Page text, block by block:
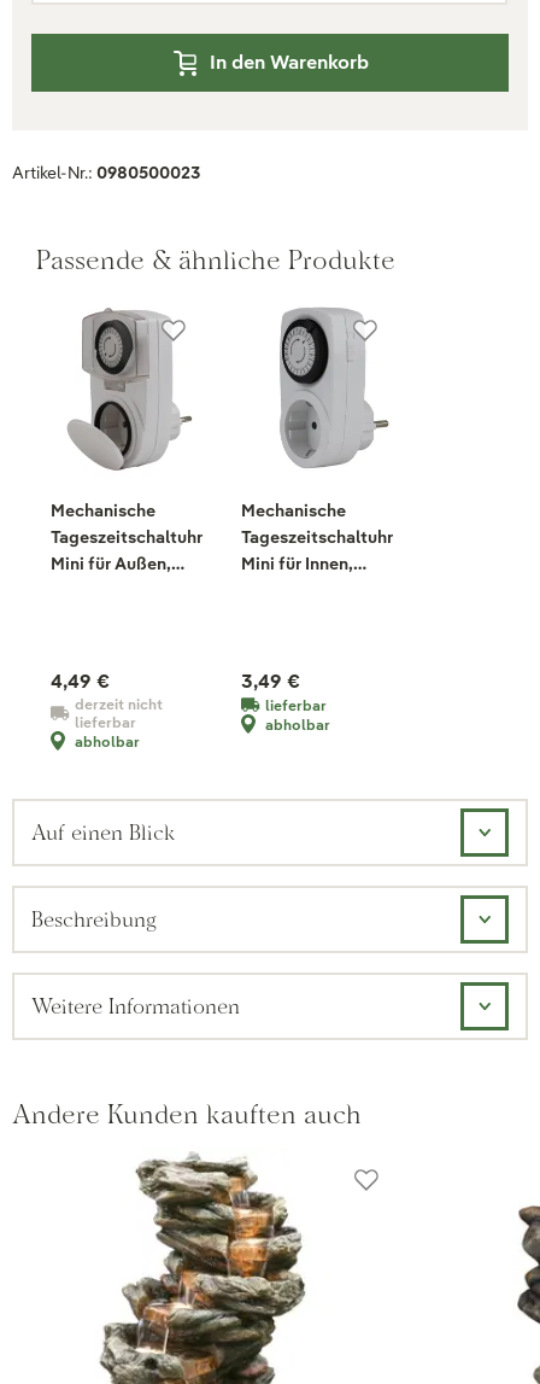
In den Warenkorb
Artikel-Nr.: 0980500023
Passende & ähnliche Produkte
Mechanische
Tageszeitschaltuhr
Mini für Außen,
4,49 €
derzeit nicht
lieferbar
abholbar
Mechanische
Tageszeitschaltuhr
Mini für Innen,
3,49 €
lieferbar
abholbar
Auf einen Blick
Beschreibung
Weitere Informationen
Andere Kunden kauften auch